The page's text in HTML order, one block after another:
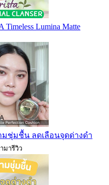
Lumina Matte
มชุ่มชื้น ลดเลือนจุดด่างดำ
มารีวิว